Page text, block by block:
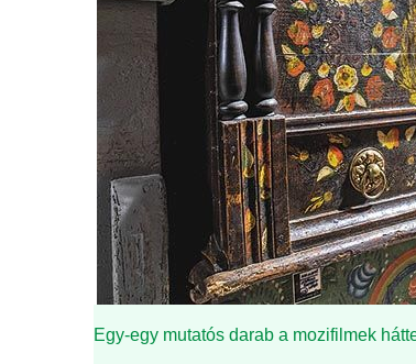
Egy-egy mutatós darab a mozifilmek